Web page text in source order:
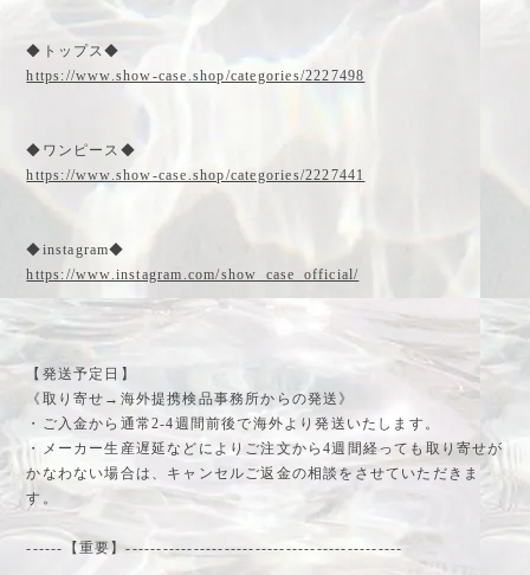
◆トップス◆
https://www.show-case.shop/categories/2227498
◆ワンピース◆
https://www.show-case.shop/categories/2227441
◆instagram◆
https://www.instagram.com/show_case_official/
【発送予定日】
《取り寄せ→海外提携検品事務所からの発送》
・ご入金から通常2-4週間前後で海外より発送いたします。
・メーカー生産遅延などによりご注文から4週間経っても取り寄せが
かなわない場合は、キャンセルご返金の相談をさせていただきま
す。
------【重要】---------------------------------------------